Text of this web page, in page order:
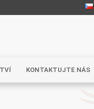
KONTAKTUJTE NÁS